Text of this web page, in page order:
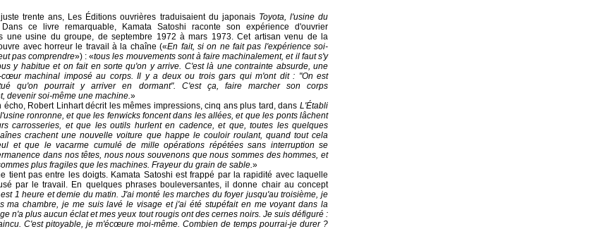
juste trente ans, Les Éditions ouvrières traduisaient du japonais Toyota, l'usine du
ce livre remarquable, Kamata Satoshi raconte son expérience d'ouvrier
une usine du groupe, de septembre 1972 à mars 1973. Cet artisan venu de la
avec horreur le travail à la chaîne («En fait, si on ne fait pas l'expérience soi-
pas comprendre») : «tous les mouvements sont à faire machinalement, et il faut s'y
y habitue et on fait en sorte qu'on y arrive. C'est là une contrainte absurde, une
cœur machinal imposé au corps. Il y a deux ou trois gars qui m'ont dit : "On est
qu'on pourrait y arriver en dormant". C'est ça, faire marcher son corps
devenir soi-même une machine.»
écho, Robert Linhart décrit les mêmes impressions, cinq ans plus tard, dans L'Établi
ronronne, et que les fenwicks foncent dans les allées, et que les ponts lâchent
carrosseries, et que les outils hurlent en cadence, et que, toutes les quelques
crachent une nouvelle voiture que happe le couloir roulant, quand tout cela
et que le vacarme cumulé de mille opérations répétées sans interruption se
dans nos têtes, nous nous souvenons que nous sommes des hommes, et
plus fragiles que les machines. Frayeur du grain de sable.»
tient pas entre les doigts. Kamata Satoshi est frappé par la rapidité avec laquelle
par le travail. En quelques phrases bouleversantes, il donne chair au concept
1 heure et demie du matin. J'ai monté les marches du foyer jusqu'au troisième, je
ma chambre, je me suis lavé le visage et j'ai été stupéfait en me voyant dans la
n'a plus aucun éclat et mes yeux tout rougis ont des cernes noirs. Je suis défiguré :
C'est pitoyable, je m'écœure moi-même. Combien de temps pourrai-je durer ?